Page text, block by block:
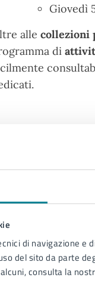
di navigazione
del sito da parte
consulta la
Giovedì
alle collezioni
di
Comunicazione
Via Sant'Antonio 11